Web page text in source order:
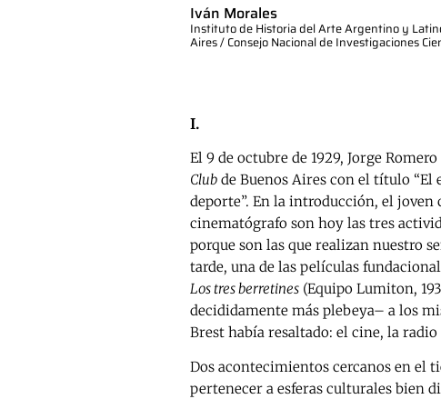
Iván Morales
Instituto de Historia del Arte Argentino y
Aires / Consejo Nacional de Investigaciones
I.
El 9 de octubre de 1929, Jorge
Club de Buenos Aires con el título
deporte”. En la introducción, el
cinematógrafo son hoy las tres
porque son las que realizan nuestro
tarde, una de las películas
Los tres berretines (Equipo Lumiton,
decididamente más plebeya– a los
Brest había resaltado: el cine, la
Dos acontecimientos cercanos en el
pertenecer a esferas culturales bien